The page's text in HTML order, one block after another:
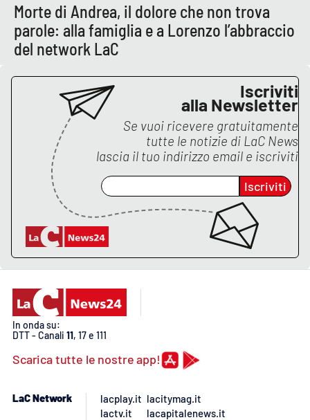
Morte di Andrea, il dolore che non trova
parole: alla famiglia e a Lorenzo l’abbraccio
del network LaC
Iscriviti
alla Newsletter
Se vuoi ricevere gratuitamente
tutte le notizie di LaC News
lascia il tuo indirizzo email e iscriviti
Iscriviti
In onda su:
DTT - Canali 11, 17 e 111
Scarica tutte le nostre app!
LaC Network
lacplay.it
lactv.it
lacitymag.it
lacapitalenews.it